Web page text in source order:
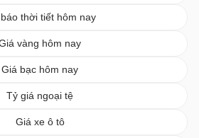
thời tiết hôm nay
vàng hôm nay
Giá bạc hôm nay
Tỷ giá ngoại tệ
Giá xe ô tô